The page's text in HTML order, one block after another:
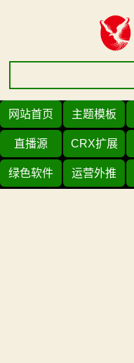
网站首页 主题模板
直播源 CRX扩展
绿色软件 运营外推